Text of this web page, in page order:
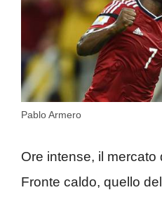
Pablo Armero
Ore intense, il mercato
Fronte caldo, quello